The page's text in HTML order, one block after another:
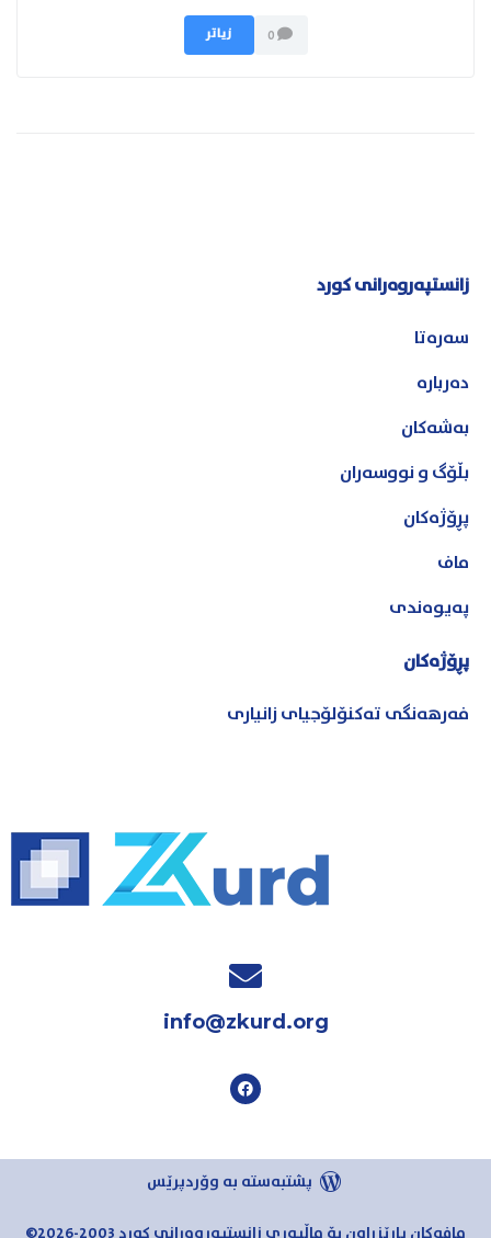
زیاتر
زانستپەروەرانی کورد
سەرەتا
دەربارە
بەشەکان
بڵۆگ و نووسەران
پڕۆژەکان
ماف
پەیوەندی
پڕۆژەکان
فەرهەنگی تەکنۆلۆجیای زانیاری
info@zkurd.org
پشتبەستە بە وۆردپرێس